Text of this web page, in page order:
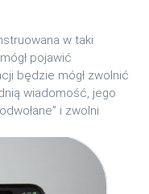
w taki
pojawić
będzie mógł zwolnić
wiadomość, jego
i zwolni